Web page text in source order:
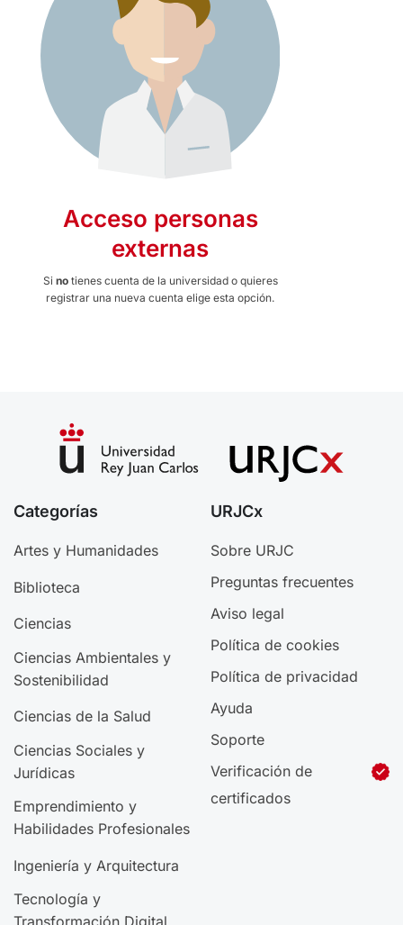
Acceso personas
externas
Si notienes cuenta de la universidad o quieres
registrar una nueva cuenta elige esta opción.
Categorías
Artes y Humanidades
Biblioteca
Ciencias
Ciencias Ambientales y
Sostenibilidad
Ciencias de la Salud
Ciencias Sociales y
Jurídicas
Emprendimiento y
Habilidades Profesionales
Ingeniería y Arquitectura
Tecnología y
URJCx
Sobre URJC
Preguntas frecuentes
Aviso legal
Política de cookies
Política de privacidad
Ayuda
Soporte
Verificación de
certificados